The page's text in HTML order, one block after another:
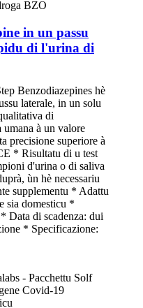
in un passu
di l'urina di
Benzodiazepines hè
laterale, in un solu
di
à un valore
precisione superiore à
* Risultatu di u test
d'urina o di saliva
ùn hè necessariu
supplementu * Adattu
sia domesticu *
Data di scadenza: dui
* Specificazione: